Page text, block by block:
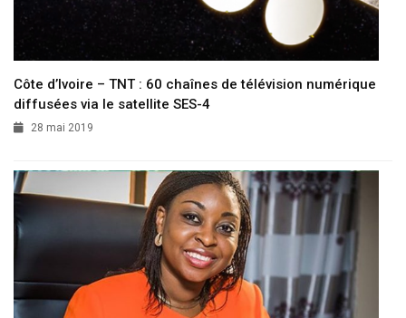
Côte d’Ivoire – TNT : 60 chaînes de télévision numérique
diffusées via le satellite SES-4
28 mai 2019